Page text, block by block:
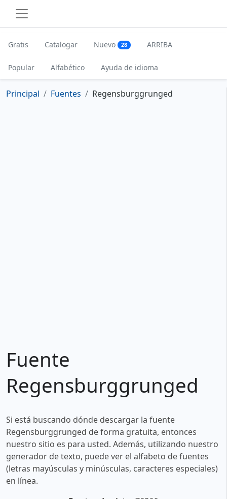
Gratis Catalogar Nuevo 28 ARRIBA
Popular Alfabético Ayuda de idioma
Principal Fuentes Regensburggrunged
Fuente
Regensburggrunged
Si está buscando dónde descargar la fuente
Regensburggrunged de forma gratuita, entonces
nuestro sitio es para usted. Además, utilizando nuestro
generador de texto, puede ver el alfabeto de fuentes
(letras mayúsculas y minúsculas, caracteres especiales)
en línea.